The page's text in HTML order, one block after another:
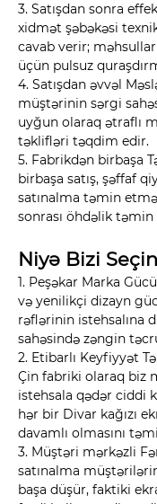
3. Satışdan sonra
xidmət şəbəkəsi
cavab verir;
üçün pulsuz
4. Satışdan əvvəl
müştərinin sərgi
uyğun olaraq ətraflı
təklifləri təqdim edir.
5. Fabrikdən birbaşa
birbaşa satış, şəffaf
satınalma təmin
sonrası öhdəlik təmin
Niyə Bizi Seçin
1. Peşəkar Marka
və yenilikçi dizayn
rəflərinin istehsalına
sahəsində zəngin
2. Etibarlı Keyfiyyət
Çin fabriki olaraq biz
istehsala qədər ciddi
hər bir Divar kağızı
davamlı olmasını
3. Müştəri mərkəzli
satınalma
başa düşür, faktiki